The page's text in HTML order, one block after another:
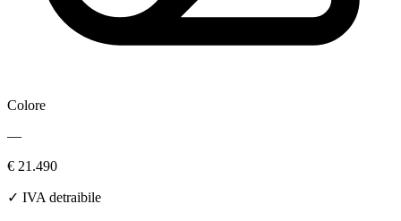
Colore
—
€ 21.490
✓ IVA detraibile